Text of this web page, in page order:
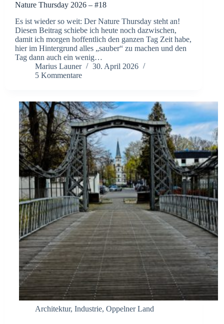
Nature Thursday 2026 – #18
Es ist wieder so weit: Der Nature Thursday steht an!
Diesen Beitrag schiebe ich heute noch dazwischen,
damit ich morgen hoffentlich den ganzen Tag Zeit habe,
hier im Hintergrund alles „sauber“ zu machen und den
Tag dann auch ein wenig…
Marius Launer
30. April 2026
5 Kommentare
Architektur, Industrie, Oppelner Land